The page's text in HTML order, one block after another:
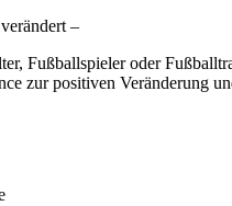
–
Fußballspieler oder
zur positiven Veränderung